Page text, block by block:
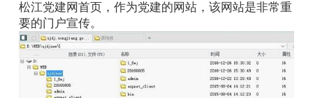
松江党建网首页，作为党建的网站，该网站是非常重
要的门户宣传。